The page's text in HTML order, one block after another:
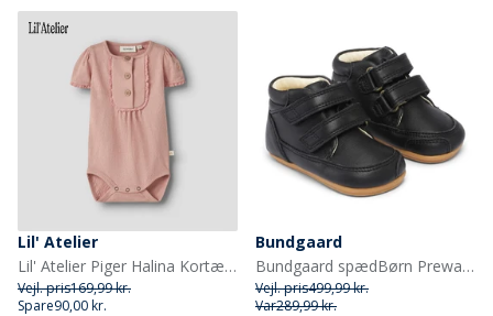
Lil' Atelier
Lil' Atelier Piger Halina Kortærmet Babydragt Rose Tan
Vejl. pris169,99 kr.
Spare90,00 kr.
Bundgaard
Bundgaard spædBørn Prewalker II Strop Sko Sort
Vejl. pris499,99 kr.
Var289,99 kr.